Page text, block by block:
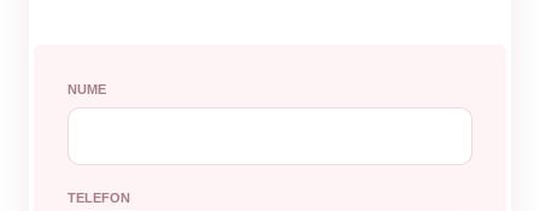
NUME
TELEFON